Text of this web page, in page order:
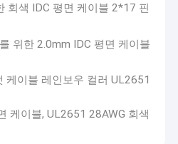
회색 IDC 평면 케이블 2*17 핀
위한 2.0mm IDC 평면 케이블
케이블 레인보우 컬러 UL2651
케이블, UL2651 28AWG 회색
Ltd.는 2006년에 설립되었으며 중국
면적은 2,000평방미터, 직원은 약
상의 전문 제조 업체 경험 연결 케이
케이블, JST 배선 하네스,